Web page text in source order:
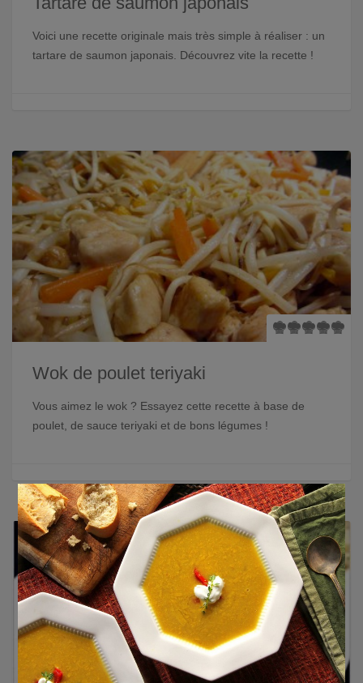
Voici une recette originale mais très simple à réaliser : un
tartare de saumon japonais. Découvrez vite la recette !
Wok de poulet teriyaki
Vous aimez le wok ? Essayez cette recette à base de
poulet, de sauce teriyaki et de bons légumes !
×